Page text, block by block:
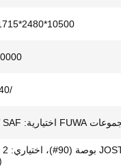
10500*2480*1715 ملم
40000
/840 مم